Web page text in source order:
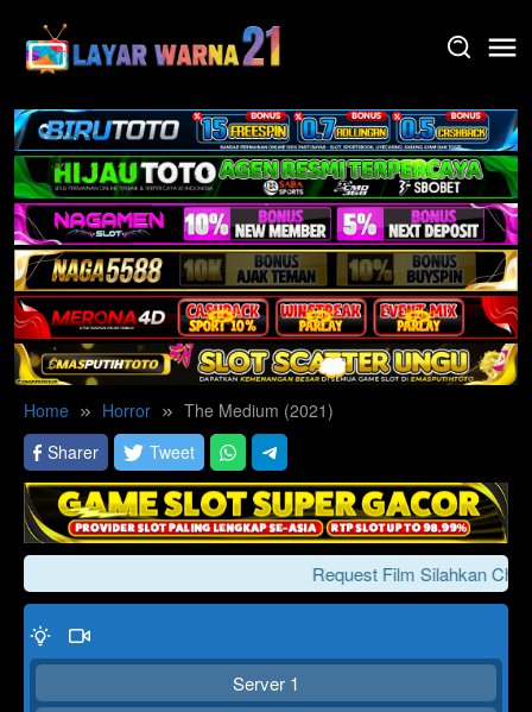
content
Home Horror
The Medium (2021)
Sharer
Tweet
Request Film Silahkan Chat
Server 1